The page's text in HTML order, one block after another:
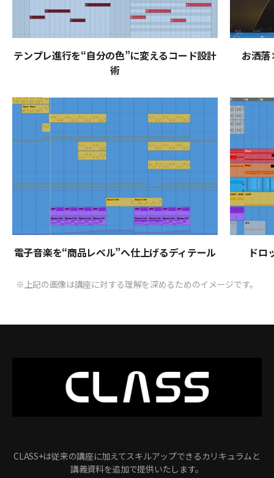
テンプレ進行を“自分の色”に変えるコード設計
術
お洒
電子音楽を“商品レベル”へ仕上げるディテール ドロ
※上記の画像は講座に対する理解を深めるためのイメージです。
CLASS+は従来の講座に加えてスキルアップできるカリキュラムと
講義資料を追加で提供いたします。